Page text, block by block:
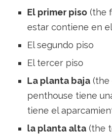
El primer piso (the
estar contiene en
El segundo piso
El tercer piso
La planta baja (the
penthouse tiene
tiene el
la planta alta (the